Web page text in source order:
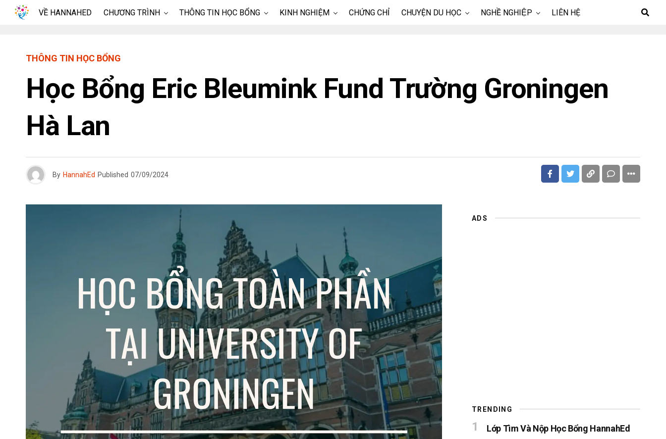
VỀ HANNAHED CHƯƠNG TRÌNH THÔNG TIN HỌC BỔNG KINH NGHIỆM CHỨNG CHỈ CHUYỆN DU HỌC NGHỀ NGHIỆP LIÊN HỆ
THÔNG TIN HỌC BỔNG
Học Bổng Eric Bleumink Fund Trường Groningen
Hà Lan
By HannahEd Published 07/09/2024
ADS
TRENDING
Lớp Tìm Và Nộp Học Bổng HannahEd